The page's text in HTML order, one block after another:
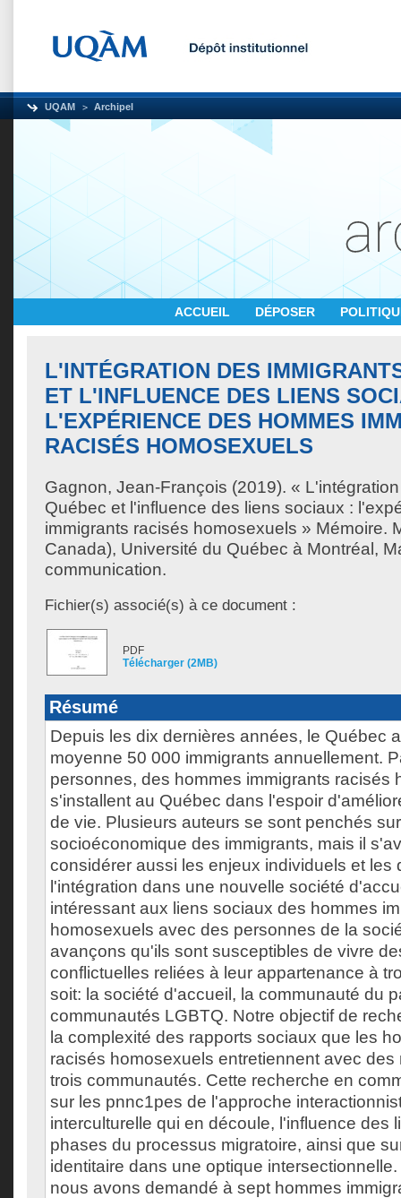
UQAM Archipel
ACCUEIL DÉPOSER
L'INTÉGRATION DES
ET L'INFLUENCE DES LIENS
L'EXPÉRIENCE DES HOMMES
RACISÉS HOMOSEXUELS
Gagnon, Jean-François (2019). «
Québec et l'influence des liens sociaux :
immigrants racisés homosexuels » Mémoire.
Canada), Université du Québec à Montréal,
communication.
Fichier(s) associé(s) à ce document :
PDF
Télécharger (2MB)
Résumé
Depuis les dix dernières années, le Québec
moyenne 50 000 immigrants annuellement.
personnes, des hommes immigrants racisés
s'installent au Québec dans l'espoir
de vie. Plusieurs auteurs se sont penchés
socioéconomique des immigrants, mais il
considérer aussi les enjeux individuels et les
l'intégration dans une nouvelle société
intéressant aux liens sociaux des hommes
homosexuels avec des personnes de la
avançons qu'ils sont susceptibles de vivre
conflictuelles reliées à leur appartenance à
soit: la société d'accueil, la communauté du
communautés LGBTQ. Notre objectif de
la complexité des rapports sociaux que les
racisés homosexuels entretiennent avec des
trois communautés. Cette recherche en
sur les pnnc1pes de l'approche
interculturelle qui en découle, l'influence des
phases du processus migratoire, ainsi que
identitaire dans une optique
nous avons demandé à sept hommes